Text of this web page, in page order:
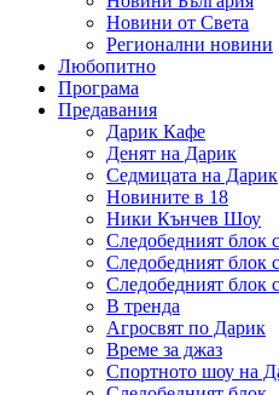
Новини от Света
Регионални новини
Любопитно
Програма
Предавания
Дарик Кафе
Денят на Дарик
Седмицата на Дарик
Новините в 18
Ники Кънчев Шоу
Следобедният блок
Следобедният блок
Следобедният блок
В тренда
Агросвят по Дарик
Време за джаз
Спортното шоу на